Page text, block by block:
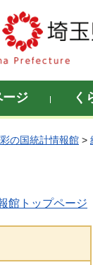
ージ く
彩の国統計情報館 >
館トップページ